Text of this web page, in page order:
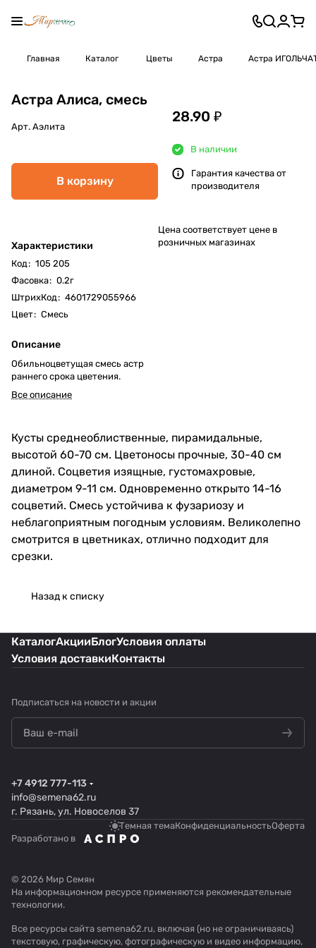
Главная Каталог Цветы Астра Астра
Астра Алиса, смесь
Арт. Аэлита
В корзину
Характеристики
Код: 105 205
Фасовка: 0.2г
ШтрихКод: 4601729055966
Цвет: Смесь
Описание
Обильноцветущая смесь астр
раннего срока цветения.
Все описание
28.90 ₽
В наличии
Гарантия качества от
производителя
Цена соответствует цене в
розничных магазинах
Кусты среднеоблиственные, пирамидальные,
высотой 60-70 см. Цветоносы прочные, 30-40 см
длиной. Соцветия изящные, густомахровые,
диаметром 9-11 см. Одновременно открыто 14-16
соцветий. Смесь устойчива к фузариозу и
неблагоприятным погодным условиям. Великолепно
смотрится в цветниках, отлично подходит для
срезки.
Назад к списку
КаталогАкцииБлогУсловия оплаты
Условия доставкиКонтакты
Подписаться на новости и акции
+7 4912 777-113
info@semena62.ru
г. Рязань, ул. Новоселов 37
Темная темаКонфиденциальностьОферта
Разработано в
© 2026 Мир Семян
На информационном ресурсе применяются рекомендательные
технологии.
Все ресурсы сайта semena62.ru, включая (но не ограничиваясь)
текстовую, графическую, фотографическую и видео информацию,